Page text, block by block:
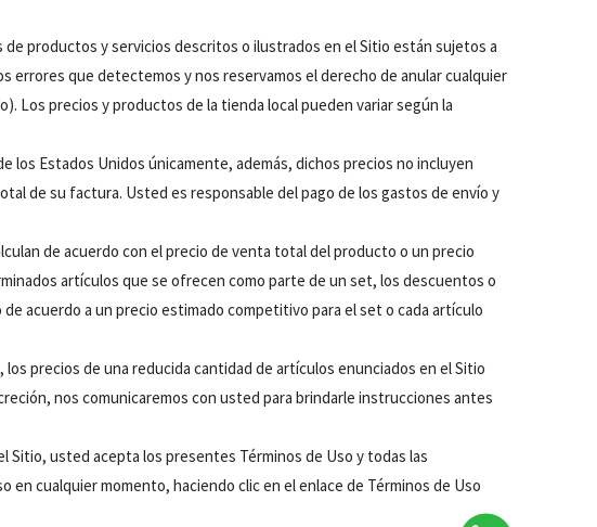
productos y servicios descritos o ilustrados en el Sitio están sujetos a
errores que detectemos y nos reservamos el derecho de anular cualquier
Los precios y productos de la tienda local pueden variar según la
Estados Unidos únicamente, además, dichos precios no incluyen
de su factura. Usted es responsable del pago de los gastos de envío y
de acuerdo con el precio de venta total del producto o un precio
artículos que se ofrecen como parte de un set, los descuentos o
acuerdo a un precio estimado competitivo para el set o cada artículo
precios de una reducida cantidad de artículos enunciados en el Sitio
nos comunicaremos con usted para brindarle instrucciones antes
Sitio, usted acepta los presentes Términos de Uso y todas las
cualquier momento, haciendo clic en el enlace de Términos de Uso